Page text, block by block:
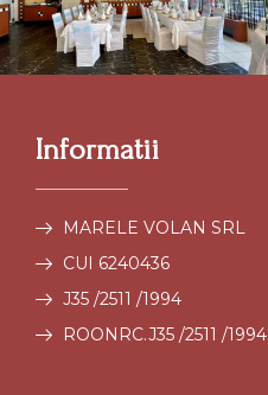
Informatii
MARELE VOLAN SRL
CUI 6240436
J35 /2511 /1994
ROONRC.J35 /2511 /1994